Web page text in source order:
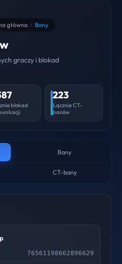
główna / Bany
graczy i blokad
blokad
223
Łącznie CT-
banów
Bany
CT-bany
76561198662896629